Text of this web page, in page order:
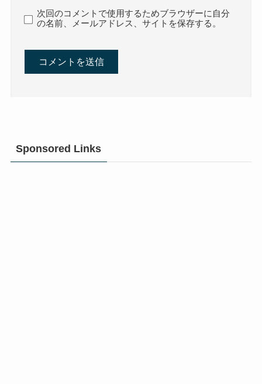
次回のコメントで使用するためブラウザーに自分
の名前、メールアドレス、サイトを保存する。
Sponsored Links